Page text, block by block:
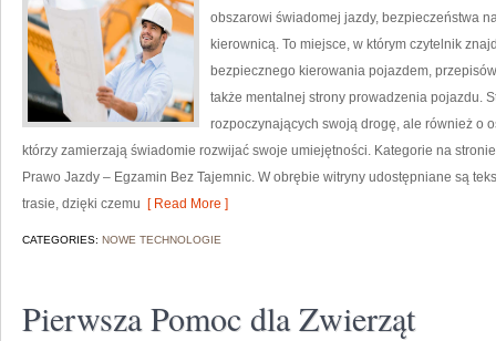
obszarowi świadomej jazdy, bezpieczeństwa
kierownicą. To miejsce, w którym czytelnik
bezpiecznego kierowania pojazdem,
także mentalnej strony prowadzenia pojazdu.
rozpoczynających swoją drogę, ale również o
którzy zamierzają świadomie rozwijać swoje umiejętności. Kategorie na
Prawo Jazdy – Egzamin Bez Tajemnic. W obrębie witryny udostępniane są
trasie, dzięki czemu [ Read More ]
CATEGORIES: NOWE TECHNOLOGIE
Pierwsza Pomoc dla Zwierząt